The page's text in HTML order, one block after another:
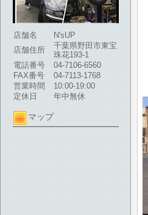
店舗名
N'sUP
店舗住所
千葉県野田市東宝
珠花193-1
電話番号
04-7106-6560
FAX番号
04-7113-1768
営業時間
10:00-19:00
定休日
年中無休
マップ